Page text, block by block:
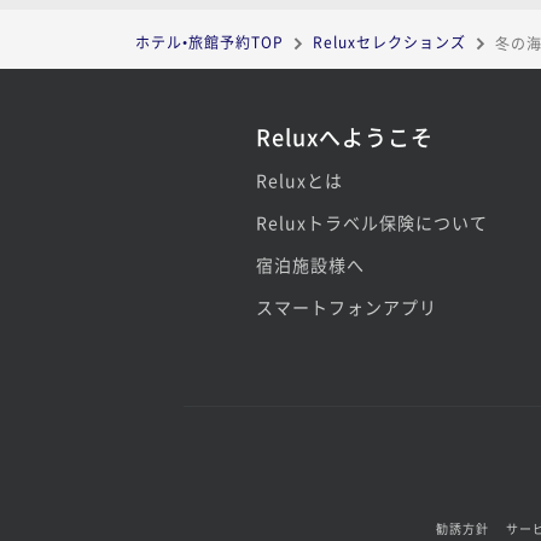
ホテル•旅館予約TOP Reluxセレクションズ 冬の
Reluxへようこそ
Reluxとは
Reluxトラベル保険について
宿泊施設様へ
スマートフォンアプリ
勧誘方針 サー